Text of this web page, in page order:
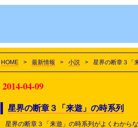
HOME > 最新情報 > 小説 > 星界の断章３「
2014-04-09
星界の断章３「来遊」の時系列
星界の断章３「来遊」の時系列がよくわから